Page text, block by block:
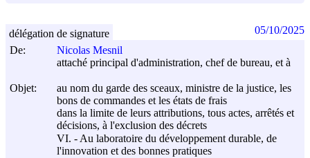
De:
Nicolas Mesnil
attaché principal d'administration, chef de bureau, et à
Objet:
au nom du garde des sceaux, ministre de la justice, les
bons de commandes et les états de frais
dans la limite de leurs attributions, tous actes, arrêtés et
décisions, à l'exclusion des décrets
VI. - Au laboratoire du développement durable, de
l'innovation et des bonnes pratiques
délégation de signature 05/10/2025